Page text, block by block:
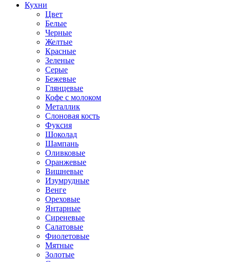
Кухни
Цвет
Белые
Черные
Желтые
Красные
Зеленые
Серые
Бежевые
Глянцевые
Кофе с молоком
Металлик
Слоновая кость
Фуксия
Шоколад
Шампань
Оливковые
Оранжевые
Вишневые
Изумрудные
Венге
Ореховые
Янтарные
Сиреневые
Салатовые
Фиолетовые
Мятные
Золотые